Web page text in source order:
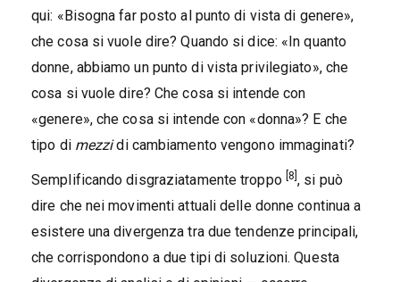
qui: «Bisogna far posto al punto di vista di genere»,
che cosa si vuole dire? Quando si dice: «In quanto
donne, abbiamo un punto di vista privilegiato», che
cosa si vuole dire? Che cosa si intende con
«genere», che cosa si intende con «donna»? E che
tipo di mezzidi cambiamento vengono immaginati?
Semplificando disgraziatamente troppo [8] , si può
dire che nei movimenti attuali delle donne continua a
esistere una divergenza tra due tendenze principali,
che corrispondono a due tipi di soluzioni. Questa